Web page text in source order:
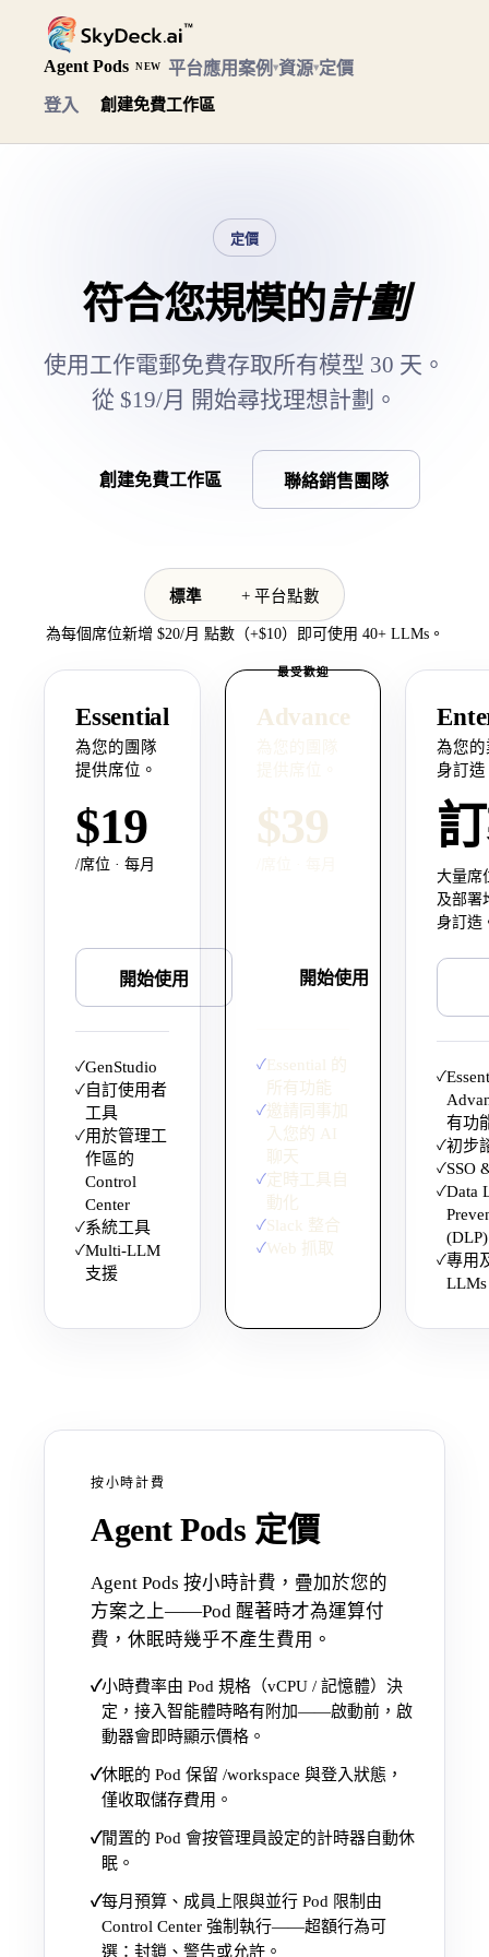
Agent Pods NEW 平台應用案例 ▾資源▾定價
登入
創建免費工作區
定價
符合您規模的計劃
使用工作電郵免費存取所有模型 30 天。
從 $19/月 開始尋找理想計劃。
創建免費工作區 聯絡銷售團隊
標準 + 平台點數
為每個席位新增 $20/月 點數（+$10）即可使用 40+ LLMs。
Essential
為您的團隊
提供席位。
$19
/席位 · 每月
開始使用
✓GenStudio
✓ 自訂使用者
工具
✓用於管理工
作區的
Control
Center
✓系統工具
✓Multi-LLM
支援
最受歡迎
Advance
$39
開始使用
✓Essential 的
所有功能
✓邀請同事加
入您的 AI
聊天
✓定時工具自
動化
✓Slack 整合
✓Web 抓取
為您
身訂造
大量席
及部署
身訂造
✓
有功
✓初步
✓SSO
✓Data
(DLP)
✓專用
LLMs
按小時計費
Agent Pods 定價
Agent Pods 按小時計費，疊加於您的
方案之上——Pod 醒著時才為運算付
費，休眠時幾乎不產生費用。
✓小時費率由 Pod 規格（vCPU / 記憶體）決
定，接入智能體時略有附加——啟動前，啟
動器會即時顯示價格。
✓休眠的 Pod 保留 /workspace 與登入狀態，
僅收取儲存費用。
✓閒置的 Pod 會按管理員設定的計時器自動休
眠。
✓每月預算、成員上限與並行 Pod 限制由
Control Center 強制執行——超額行為可
選：封鎖、警告或允許。